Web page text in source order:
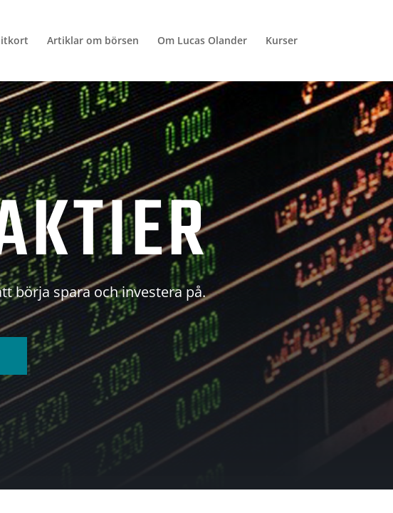
Artiklar om börsen Om Lucas Olander Kurser
börja spara och investera på.